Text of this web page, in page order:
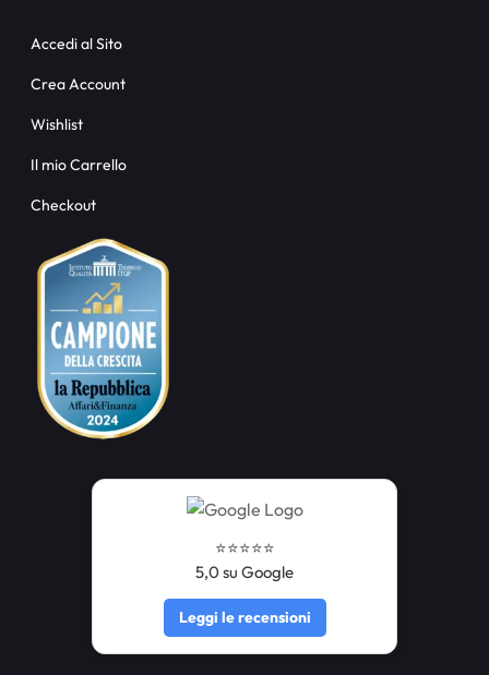
Accedi al Sito
Crea Account
Wishlist
Il mio Carrello
Checkout
⭐️⭐️⭐️⭐️⭐️
5,0 su Google
Leggi le recensioni